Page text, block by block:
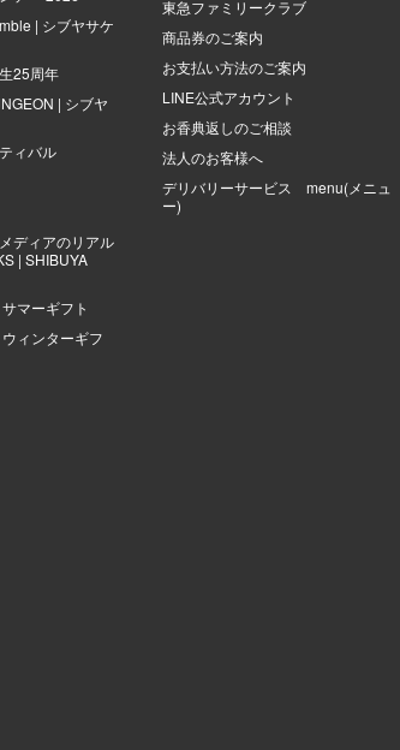
| シブヤサケ
25周年
| シブヤ
ィバル
ディアのリアル
| SHIBUYA
マーギフト
ィンターギフ
東急ファミリークラブ
商品券のご案内
お支払い方法のご案内
LINE公式アカウント
お香典返しのご相談
法人のお客様へ
デリバリーサービス menu(メニュ
ー)